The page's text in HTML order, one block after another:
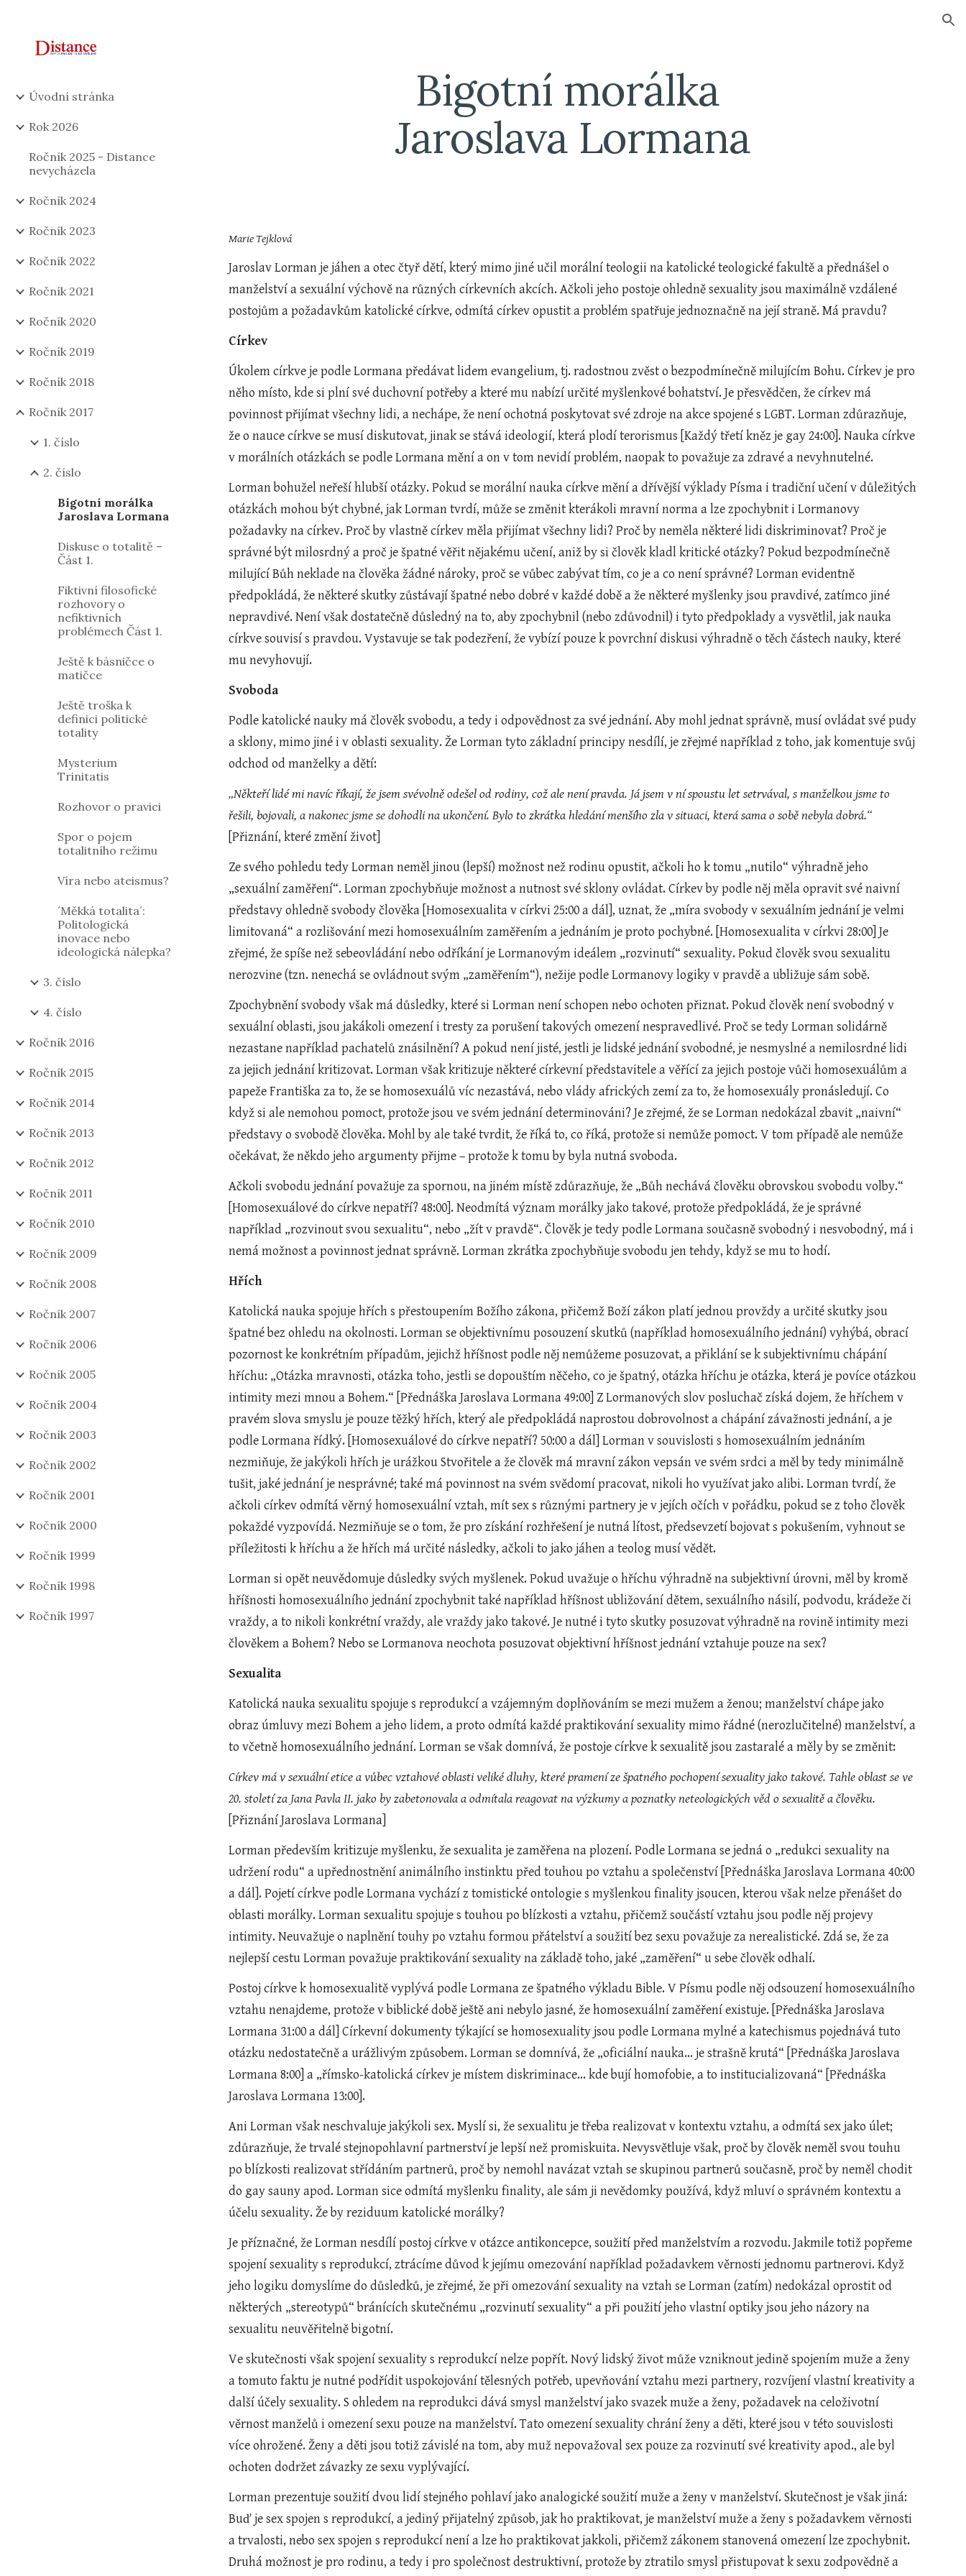
Úvodní stránka
Rok 2026
Ročník 2025 - Distance
nevycházela
Ročník 2024
Ročník 2023
Ročník 2022
Ročník 2021
Ročník 2020
Ročník 2019
Ročník 2018
Ročník 2017
1. číslo
2. číslo
Bigotní morálka
Jaroslava Lormana
Diskuse o totalitě –
Část 1.
Fiktivní filosofické
rozhovory o
nefiktivních
problémech Část 1.
Ještě k básničce o
matičce
Ještě troška k
definici politické
totality
Mysterium
Trinitatis
Rozhovor o pravici
Spor o pojem
totalitního režimu
Víra nebo ateismus?
´Měkká totalita´:
Politologická
inovace nebo
ideologická nálepka?
3. číslo
4. číslo
Ročník 2016
Ročník 2015
Ročník 2014
Ročník 2013
Ročník 2012
Ročník 2011
Ročník 2010
Ročník 2009
Ročník 2008
Ročník 2007
Ročník 2006
Ročník 2005
Ročník 2004
Ročník 2003
Ročník 2002
Ročník 2001
Ročník 2000
Ročník 1999
Ročník 1998
Ročník 1997
Bigotní morálka
Jaroslava Lormana
Marie Tejklová
Jaroslav Lorman je jáhen a otec čtyř dětí, který mimo jiné učil morální teologii na katolické teologické fakultě a přednášel o
manželství a sexuální výchově na různých církevních akcích. Ačkoli jeho postoje ohledně sexuality jsou maximálně vzdálené
postojům a požadavkům katolické církve, odmítá církev opustit a problém spatřuje jednoznačně na její straně. Má pravdu?
Církev
Úkolem církve je podle Lormana předávat lidem evangelium, tj. radostnou zvěst o bezpodmínečně milujícím Bohu. Církev je pro
něho místo, kde si plní své duchovní potřeby a které mu nabízí určité myšlenkové bohatství. Je přesvědčen, že církev má
povinnost přijímat všechny lidi, a nechápe, že není ochotná poskytovat své zdroje na akce spojené s LGBT. Lorman zdůrazňuje,
že o nauce církve se musí diskutovat, jinak se stává ideologií, která plodí terorismus [Každý třetí kněz je gay 24:00]. Nauka církve
v morálních otázkách se podle Lormana mění a on v tom nevidí problém, naopak to považuje za zdravé a nevyhnutelné.
Lorman bohužel neřeší hlubší otázky. Pokud se morální nauka církve mění a dřívější výklady Písma i tradiční učení v důležitých
otázkách mohou být chybné, jak Lorman tvrdí, může se změnit kterákoli mravní norma a lze zpochybnit i Lormanovy
požadavky na církev. Proč by vlastně církev měla přijímat všechny lidi? Proč by neměla některé lidi diskriminovat? Proč je
správné být milosrdný a proč je špatné věřit nějakému učení, aniž by si člověk kladl kritické otázky? Pokud bezpodmínečně
milující Bůh neklade na člověka žádné nároky, proč se vůbec zabývat tím, co je a co není správné? Lorman evidentně
předpokládá, že některé skutky zůstávají špatné nebo dobré v každé době a že některé myšlenky jsou pravdivé, zatímco jiné
nepravdivé. Není však dostatečně důsledný na to, aby zpochybnil (nebo zdůvodnil) i tyto předpoklady a vysvětlil, jak nauka
církve souvisí s pravdou. Vystavuje se tak podezření, že vybízí pouze k povrchní diskusi výhradně o těch částech nauky, které
mu nevyhovují.
Svoboda
Podle katolické nauky má člověk svobodu, a tedy i odpovědnost za své jednání. Aby mohl jednat správně, musí ovládat své pudy
a sklony, mimo jiné i v oblasti sexuality. Že Lorman tyto základní principy nesdílí, je zřejmé například z toho, jak komentuje svůj
odchod od manželky a dětí:
„Někteří lidé mi navíc říkají, že jsem svévolně odešel od rodiny, což ale není pravda. Já jsem v ní spoustu let setrvával, s manželkou jsme to
řešili, bojovali, a nakonec jsme se dohodli na ukončení. Bylo to zkrátka hledání menšího zla v situaci, která sama o sobě nebyla dobrá.“
[Přiznání, které změní život]
Ze svého pohledu tedy Lorman neměl jinou (lepší) možnost než rodinu opustit, ačkoli ho k tomu „nutilo“ výhradně jeho
„sexuální zaměření“. Lorman zpochybňuje možnost a nutnost své sklony ovládat. Církev by podle něj měla opravit své naivní
představy ohledně svobody člověka [Homosexualita v církvi 25:00 a dál], uznat, že „míra svobody v sexuálním jednání je velmi
limitovaná“ a rozlišování mezi homosexuálním zaměřením a jednáním je proto pochybné. [Homosexualita v církvi 28:00] Je
zřejmé, že spíše než sebeovládání nebo odříkání je Lormanovým ideálem „rozvinutí“ sexuality. Pokud člověk svou sexualitu
nerozvine (tzn. nenechá se ovládnout svým „zaměřením“), nežije podle Lormanovy logiky v pravdě a ubližuje sám sobě.
Zpochybnění svobody však má důsledky, které si Lorman není schopen nebo ochoten přiznat. Pokud člověk není svobodný v
sexuální oblasti, jsou jakákoli omezení i tresty za porušení takových omezení nespravedlivé. Proč se tedy Lorman solidárně
nezastane například pachatelů znásilnění? A pokud není jisté, jestli je lidské jednání svobodné, je nesmyslné a nemilosrdné lidi
za jejich jednání kritizovat. Lorman však kritizuje některé církevní představitele a věřící za jejich postoje vůči homosexuálům a
papeže Františka za to, že se homosexuálů víc nezastává, nebo vlády afrických zemí za to, že homosexuály pronásledují. Co
když si ale nemohou pomoct, protože jsou ve svém jednání determinováni? Je zřejmé, že se Lorman nedokázal zbavit „naivní“
představy o svobodě člověka. Mohl by ale také tvrdit, že říká to, co říká, protože si nemůže pomoct. V tom případě ale nemůže
očekávat, že někdo jeho argumenty přijme – protože k tomu by byla nutná svoboda.
Ačkoli svobodu jednání považuje za spornou, na jiném místě zdůrazňuje, že „Bůh nechává člověku obrovskou svobodu volby.“
[Homosexuálové do církve nepatří? 48:00]. Neodmítá význam morálky jako takové, protože předpokládá, že je správné
například „rozvinout svou sexualitu“, nebo „žít v pravdě“. Člověk je tedy podle Lormana současně svobodný i nesvobodný, má i
nemá možnost a povinnost jednat správně. Lorman zkrátka zpochybňuje svobodu jen tehdy, když se mu to hodí.
Hřích
Katolická nauka spojuje hřích s přestoupením Božího zákona, přičemž Boží zákon platí jednou provždy a určité skutky jsou
špatné bez ohledu na okolnosti. Lorman se objektivnímu posouzení skutků (například homosexuálního jednání) vyhýbá, obrací
pozornost ke konkrétním případům, jejichž hříšnost podle něj nemůžeme posuzovat, a přiklání se k subjektivnímu chápání
hříchu: „Otázka mravnosti, otázka toho, jestli se dopouštím něčeho, co je špatný, otázka hříchu je otázka, která je povíce otázkou
intimity mezi mnou a Bohem.“ [Přednáška Jaroslava Lormana 49:00] Z Lormanových slov posluchač získá dojem, že hříchem v
pravém slova smyslu je pouze těžký hřích, který ale předpokládá naprostou dobrovolnost a chápání závažnosti jednání, a je
podle Lormana řídký. [Homosexuálové do církve nepatří? 50:00 a dál] Lorman v souvislosti s homosexuálním jednáním
nezmiňuje, že jakýkoli hřích je urážkou Stvořitele a že člověk má mravní zákon vepsán ve svém srdci a měl by tedy minimálně
tušit, jaké jednání je nesprávné; také má povinnost na svém svědomí pracovat, nikoli ho využívat jako alibi. Lorman tvrdí, že
ačkoli církev odmítá věrný homosexuální vztah, mít sex s různými partnery je v jejích očích v pořádku, pokud se z toho člověk
pokaždé vyzpovídá. Nezmiňuje se o tom, že pro získání rozhřešení je nutná lítost, předsevzetí bojovat s pokušením, vyhnout se
příležitosti k hříchu a že hřích má určité následky, ačkoli to jako jáhen a teolog musí vědět.
Lorman si opět neuvědomuje důsledky svých myšlenek. Pokud uvažuje o hříchu výhradně na subjektivní úrovni, měl by kromě
hříšnosti homosexuálního jednání zpochybnit také například hříšnost ubližování dětem, sexuálního násilí, podvodu, krádeže či
vraždy, a to nikoli konkrétní vraždy, ale vraždy jako takové. Je nutné i tyto skutky posuzovat výhradně na rovině intimity mezi
člověkem a Bohem? Nebo se Lormanova neochota posuzovat objektivní hříšnost jednání vztahuje pouze na sex?
Sexualita
Katolická nauka sexualitu spojuje s reprodukcí a vzájemným doplňováním se mezi mužem a ženou; manželství chápe jako
obraz úmluvy mezi Bohem a jeho lidem, a proto odmítá každé praktikování sexuality mimo řádné (nerozlučitelné) manželství, a
to včetně homosexuálního jednání. Lorman se však domnívá, že postoje církve k sexualitě jsou zastaralé a měly by se změnit:
Církev má v sexuální etice a vůbec vztahové oblasti veliké dluhy, které pramení ze špatného pochopení sexuality jako takové. Tahle oblast se ve
[Přiznání Jaroslava Lormana]
Lorman především kritizuje myšlenku, že sexualita je zaměřena na plození. Podle Lormana se jedná o „redukci sexuality na
udržení rodu“ a upřednostnění animálního instinktu před touhou po vztahu a společenství [Přednáška Jaroslava Lormana 40:00
a dál]. Pojetí církve podle Lormana vychází z tomistické ontologie s myšlenkou finality jsoucen, kterou však nelze přenášet do
oblasti morálky. Lorman sexualitu spojuje s touhou po blízkosti a vztahu, přičemž součástí vztahu jsou podle něj projevy
intimity. Neuvažuje o naplnění touhy po vztahu formou přátelství a soužití bez sexu považuje za nerealistické. Zdá se, že za
nejlepší cestu Lorman považuje praktikování sexuality na základě toho, jaké „zaměření“ u sebe člověk odhalí.
Postoj církve k homosexualitě vyplývá podle Lormana ze špatného výkladu Bible. V Písmu podle něj odsouzení homosexuálního
vztahu nenajdeme, protože v biblické době ještě ani nebylo jasné, že homosexuální zaměření existuje. [Přednáška Jaroslava
Lormana 31:00 a dál] Církevní dokumenty týkající se homosexuality jsou podle Lormana mylné a katechismus pojednává tuto
otázku nedostatečně a urážlivým způsobem. Lorman se domnívá, že „oficiální nauka... je strašně krutá“ [Přednáška Jaroslava
Lormana 8:00] a „římsko-katolická církev je místem diskriminace... kde bují homofobie, a to institucializovaná“ [Přednáška
Jaroslava Lormana 13:00].
Ani Lorman však neschvaluje jakýkoli sex. Myslí si, že sexualitu je třeba realizovat v kontextu vztahu, a odmítá sex jako úlet;
zdůrazňuje, že trvalé stejnopohlavní partnerství je lepší než promiskuita. Nevysvětluje však, proč by člověk neměl svou touhu
po blízkosti realizovat střídáním partnerů, proč by nemohl navázat vztah se skupinou partnerů současně, proč by neměl chodit
do gay sauny apod. Lorman sice odmítá myšlenku finality, ale sám ji nevědomky používá, když mluví o správném kontextu a
účelu sexuality. Že by reziduum katolické morálky?
Je příznačné, že Lorman nesdílí postoj církve v otázce antikoncepce, soužití před manželstvím a rozvodu. Jakmile totiž popřeme
spojení sexuality s reprodukcí, ztrácíme důvod k jejímu omezování například požadavkem věrnosti jednomu partnerovi. Když
jeho logiku domyslíme do důsledků, je zřejmé, že při omezování sexuality na vztah se Lorman (zatím) nedokázal oprostit od
některých „stereotypů“ bránících skutečnému „rozvinutí sexuality“ a při použití jeho vlastní optiky jsou jeho názory na
sexualitu neuvěřitelně bigotní.
Ve skutečnosti však spojení sexuality s reprodukcí nelze popřít. Nový lidský život může vzniknout jedině spojením muže a ženy
a tomuto faktu je nutné podřídit uspokojování tělesných potřeb, upevňování vztahu mezi partnery, rozvíjení vlastní kreativity a
další účely sexuality. S ohledem na reprodukci dává smysl manželství jako svazek muže a ženy, požadavek na celoživotní
věrnost manželů i omezení sexu pouze na manželství. Tato omezení sexuality chrání ženy a děti, které jsou v této souvislosti
více ohrožené. Ženy a děti jsou totiž závislé na tom, aby muž nepovažoval sex pouze za rozvinutí své kreativity apod., ale byl
ochoten dodržet závazky ze sexu vyplývající.
Lorman prezentuje soužití dvou lidí stejného pohlaví jako analogické soužití muže a ženy v manželství. Skutečnost je však jiná:
Buď je sex spojen s reprodukcí, a jediný přijatelný způsob, jak ho praktikovat, je manželství muže a ženy s požadavkem věrnosti
a trvalosti, nebo sex spojen s reprodukcí není a lze ho praktikovat jakkoli, přičemž zákonem stanovená omezení lze zpochybnit.
Druhá možnost je pro rodinu, a tedy i pro společnost destruktivní, protože by ztratilo smysl přistupovat k sexu zodpovědně a